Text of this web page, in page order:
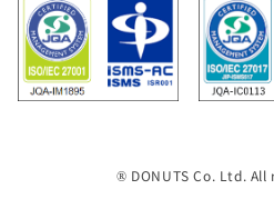
® DONUTS Co. Ltd.